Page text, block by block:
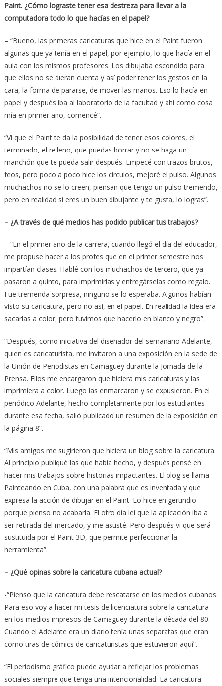
Paint. ¿Cómo lograste tener esa destreza para llevar a la
computadora todo lo que hacías en el papel?
– “Bueno, las primeras caricaturas que hice en el Paint fueron
algunas que ya tenía en el papel, por ejemplo, lo que hacía en el
aula con los mismos profesores. Los dibujaba escondido para
que ellos no se dieran cuenta y así poder tener los gestos en la
cara, la forma de pararse, de mover las manos. Eso lo hacía en
papel y después iba al laboratorio de la facultad y ahí como cosa
mía en primer año, comencé”.
“Vi que el Paint te da la posibilidad de tener esos colores, el
terminado, el relleno, que puedas borrar y no se haga un
manchón que te pueda salir después. Empecé con trazos brutos,
feos, pero poco a poco hice los círculos, mejoré el pulso. Algunos
muchachos no se lo creen, piensan que tengo un pulso tremendo,
pero en realidad si eres un buen dibujante y te gusta, lo logras”.
– ¿A través de qué medios has podido publicar tus trabajos?
– “En el primer año de la carrera, cuando llegó el día del educador,
me propuse hacer a los profes que en el primer semestre nos
impartían clases. Hablé con los muchachos de tercero, que ya
pasaron a quinto, para imprimirlas y entregárselas como regalo.
Fue tremenda sorpresa, ninguno se lo esperaba. Algunos habían
visto su caricatura, pero no así, en el papel. En realidad la idea era
sacarlas a color, pero tuvimos que hacerlo en blanco y negro”.
“Después, como iniciativa del diseñador del semanario Adelante,
quien es caricaturista, me invitaron a una exposición en la sede de
la Unión de Periodistas en Camagüey durante la Jornada de la
Prensa. Ellos me encargaron que hiciera mis caricaturas y las
imprimiera a color. Luego las enmarcaron y se expusieron. En el
periódico Adelante, hecho completamente por los estudiantes
durante esa fecha, salió publicado un resumen de la exposición en
la página 8”.
“Mis amigos me sugirieron que hiciera un blog sobre la caricatura.
Al principio publiqué las que había hecho, y después pensé en
hacer mis trabajos sobre historias impactantes. El blog se llama
Painteando en Cuba, con una palabra que es inventada y que
expresa la acción de dibujar en el Paint. Lo hice en gerundio
porque pienso no acabarla. El otro día leí que la aplicación iba a
ser retirada del mercado, y me asusté. Pero después vi que será
sustituida por el Paint 3D, que permite perfeccionar la
herramienta”.
– ¿Qué opinas sobre la caricatura cubana actual?
-“Pienso que la caricatura debe rescatarse en los medios cubanos.
Para eso voy a hacer mi tesis de licenciatura sobre la caricatura
en los medios impresos de Camagüey durante la década del 80.
Cuando el Adelante era un diario tenía unas separatas que eran
como tiras de cómics de caricaturistas que estuvieron aquí”.
“El periodismo gráfico puede ayudar a reflejar los problemas
sociales siempre que tenga una intencionalidad. La caricatura